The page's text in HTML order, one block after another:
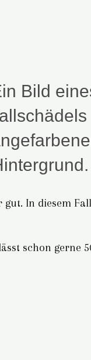
In diesem
schon gerne